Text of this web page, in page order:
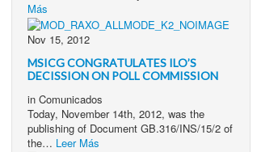
Más
Nov 15, 2012
MSICG CONGRATULATES ILO’S
DECISSION ON POLL COMMISSION
inComunicados
Today, November 14th, 2012, was the
publishing of Document GB.316/INS/15/2 of
the… Leer Más